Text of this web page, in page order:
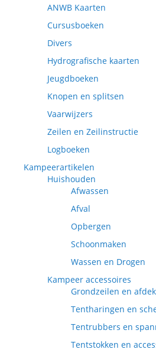
ANWB Kaarten
Cursusboeken
Divers
Hydrografische kaarten
Jeugdboeken
Knopen en splitsen
Vaarwijzers
Zeilen en Zeilinstructie
Logboeken
Kampeerartikelen
Huishouden
Afwassen
Afval
Opbergen
Schoonmaken
Wassen en Drogen
Kampeer accessoires
Grondzeilen en
Tentharingen en
Tentrubbers en
Tentstokken en